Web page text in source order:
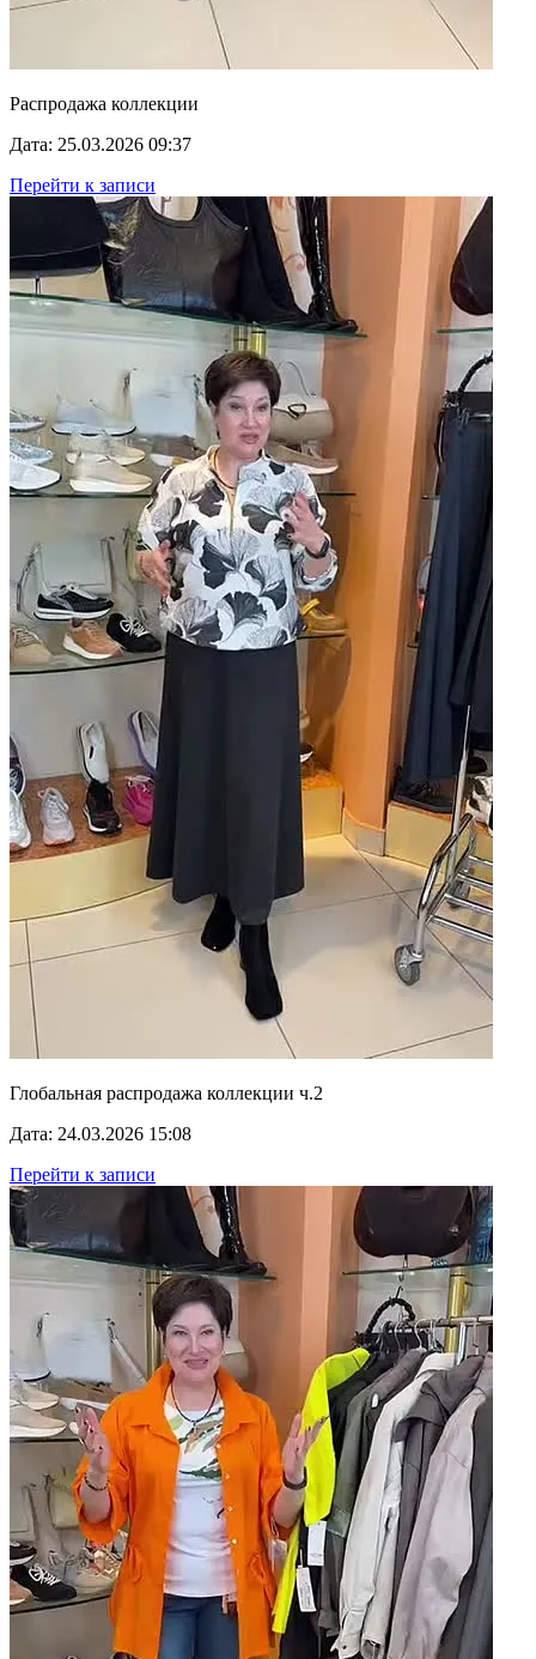
Распродажа коллекции
Дата: 25.03.2026 09:37
Перейти к записи
Глобальная распродажа коллекции ч.2
Дата: 24.03.2026 15:08
Перейти к записи